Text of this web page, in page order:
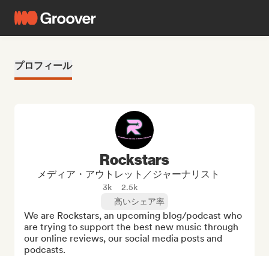
プロフィール
Rockstars
メディア・アウトレット／ジャーナリスト
3k
2.5k
高いシェア率
We are Rockstars, an upcoming blog/podcast who
are trying to support the best new music through
our online reviews, our social media posts and
podcasts.